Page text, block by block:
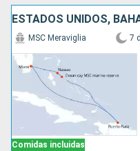
Comidas incluidas
MSC Meraviglia 7 d